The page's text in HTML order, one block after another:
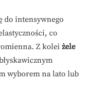
do intensywnego
co
Z kolei żele
wyborem na lato lub